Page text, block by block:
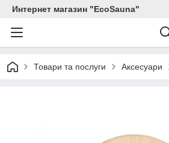
Интернет магазин "EcoSauna"
Товари та послуги Аксесуари